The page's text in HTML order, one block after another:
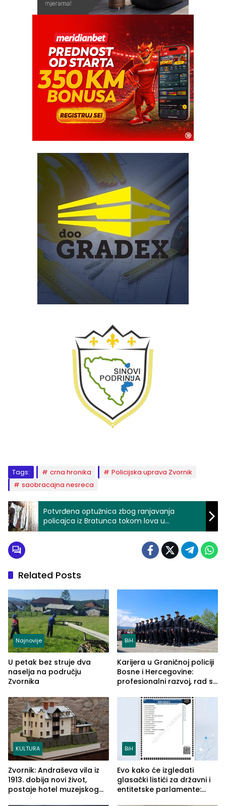
Tags: crna hronika
Policijska uprava Zvornik
saobracajna nesreca
Potvrđena optužnica zbog ranjavanja
policajca iz Bratunca tokom lova u
Srebrenici prije tri godine
Related Posts
Najnovije
U petak bez struje dva
naselja na području
Zvornika
BiH
Karijera u Graničnoj policiji
Bosne i Hercegovine:
profesionalni razvoj, rad sa
služba građanima
KULTURA
Zvornik: Andraševa vila iz
1913. dobija novi život,
postaje hotel muzejskog
BiH
Evo kako će izgledati
glasački listići za državni i
entitetske parlamente: